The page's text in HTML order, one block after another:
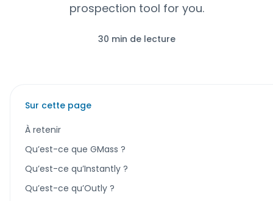
prospection tool for you.
30 min de lecture
Sur cette page
À retenir
Qu’est-ce que GMass ?
Qu’est-ce qu’Instantly ?
Qu’est-ce qu’Outly ?